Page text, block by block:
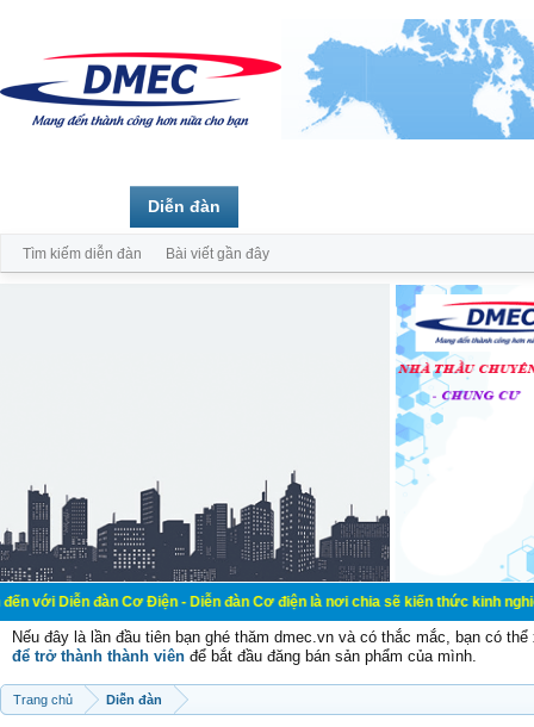
đàn Cơ Điện - Diễn đàn Cơ điện là nơi chia sẽ kiến thức kinh nghiệm
Nếu đây là lần đầu tiên bạn ghé thăm dmec.vn và có thắc mắc, bạn có
để trở thành thành viên để bắt đầu đăng bán sản phẩm của mình.
Trang chủ Diễn đàn
Diễn đàn
Tìm kiếm diễn đàn Bài viết gần đây